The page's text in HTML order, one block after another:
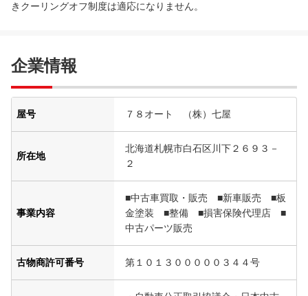
きクーリングオフ制度は適応になりません。
企業情報
屋号 ７８オート （株）七屋
所在地
北海道札幌市白石区川下２６９３－
２
事業内容
■中古車買取・販売 ■新車販売 ■板
金塗装 ■整備 ■損害保険代理店 ■
中古パーツ販売
古物商許可番号 第１０１３０００００３４４号